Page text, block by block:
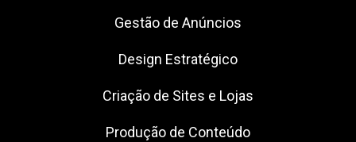
Gestão de Anúncios
Design Estratégico
Criação de Sites e Lojas
Produção de Conteúdo